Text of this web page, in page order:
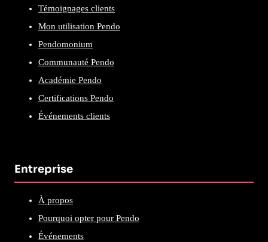
Témoignages clients
Mon utilisation Pendo
Pendomonium
Communauté Pendo
Académie Pendo
Certifications Pendo
Événements clients
Entreprise
À propos
Pourquoi opter pour Pendo
Événements